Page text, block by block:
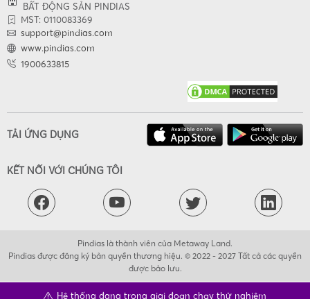
BẤT ĐỘNG SẢN PINDIAS
MST: 0110083369
support@pindias.com
www.pindias.com
1900633815
TẢI ỨNG DỤNG
KẾT NỐI VỚI CHÚNG TÔI
Pindias là thành viên của Metaway Land.
Pindias được đăng ký bản quyền thương hiệu. © 2022 - 2027 Tất cả các quyền
được bảo lưu.
Hệ thống đang trong giai đoạn chạy thử nghiệm